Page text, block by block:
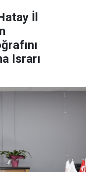
İl
Israrı